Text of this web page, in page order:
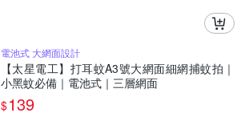
電池式 大網面設計
【太星電工】打耳蚊A3號大網面細網捕蚊拍｜
小黑蚊必備｜電池式｜三層網面
$139